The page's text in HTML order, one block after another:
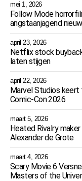
mei 1, 2026
Follow Mode
angstaanjagend
april 23, 2026
Netflix stock
laten stijgen
april 22, 2026
Marvel Studios keert
Comic-Con 2026
maart 5, 2026
Heated Rivalry
Alexander de Grote
maart 4, 2026
Scary Movie 6
Masters of the